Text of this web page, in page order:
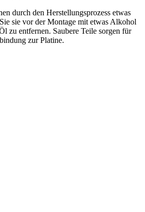
durch den Herstellungsprozess etwas
sie vor der Montage mit etwas Alkohol
zu entfernen. Saubere Teile sorgen für
zur Platine.